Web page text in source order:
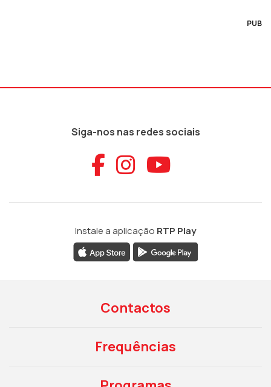
PUB
Siga-nos nas redes sociais
Aceder ao
Aceder ao
Aceder
Instale a aplicação RTP Play
Contactos
Frequências